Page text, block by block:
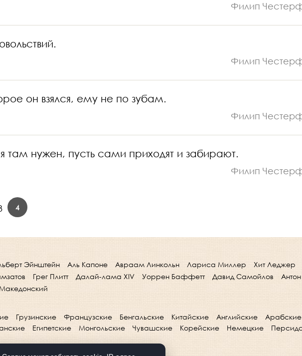
Филип
Филип
он взялся, ему не по зубам.
Филип
там нужен, пусть сами приходят и забирают.
Филип
4
Эйнштейн Аль Капоне Авраам Линкольн Лариса Миллер
Хит Леджер
Грег Плитт Далай-лама XIV Уоррен Баффетт Давид Самойлов
Грузинские Французские Бенгальские Китайские Английские
Арабские
Египетские Монгольские Чувашские Корейские Немецкие